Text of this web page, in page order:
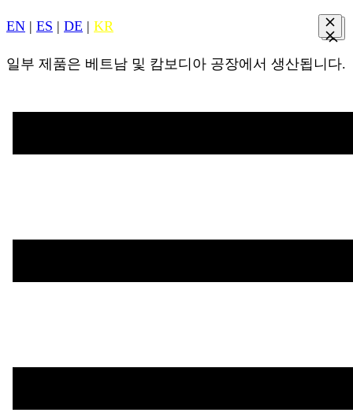
EN | ES | DE | KR
일부 제품은 베트남 및 캄보디아 공장에서 생산됩니다.